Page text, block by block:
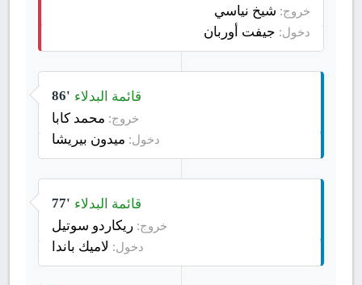
خروج: شيخ نياسي
دخول: جيفت أوربان
86' قائمة البدلاء
خروج: محمد كابا
دخول: ميدون بيريشا
77' قائمة البدلاء
خروج: ريكاردو سوتيل
دخول: لاميك باندا